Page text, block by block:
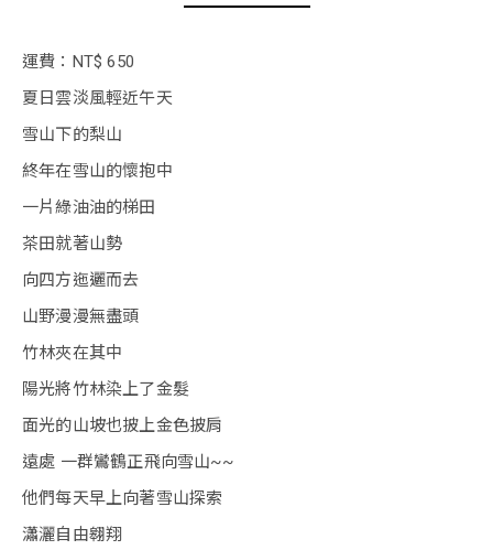
運費：NT$ 650
夏日雲淡風輕近午天
雪山下的梨山
終年在雪山的懷抱中
一片綠油油的梯田
茶田就著山勢
向四方迤邐而去
山野漫漫無盡頭
竹林夾在其中
陽光將竹林染上了金髮
面光的山坡也披上金色披肩
遠處 一群鸞鶴正飛向雪山~~
他們每天早上向著雪山探索
瀟灑自由翱翔